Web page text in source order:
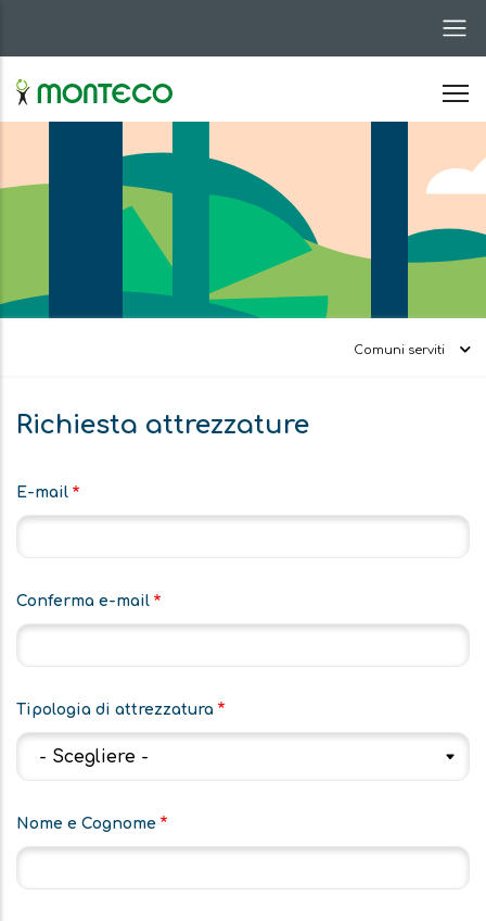
al
contenuto
principale
Comuni serviti
Richiesta attrezzature
E-
E-mail
Conferma e-mail
Tipologia di attrezzatura
Nome e Cognome